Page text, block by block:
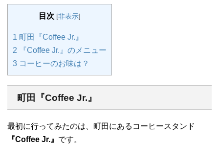
目次 [非表示]
1 町田『Coffee Jr.』
2 『Coffee Jr.』のメニュー
3 コーヒーのお味は？
町田『Coffee Jr.』
最初に行ってみたのは、町田にあるコーヒースタンド
『Coffee Jr.』 です。